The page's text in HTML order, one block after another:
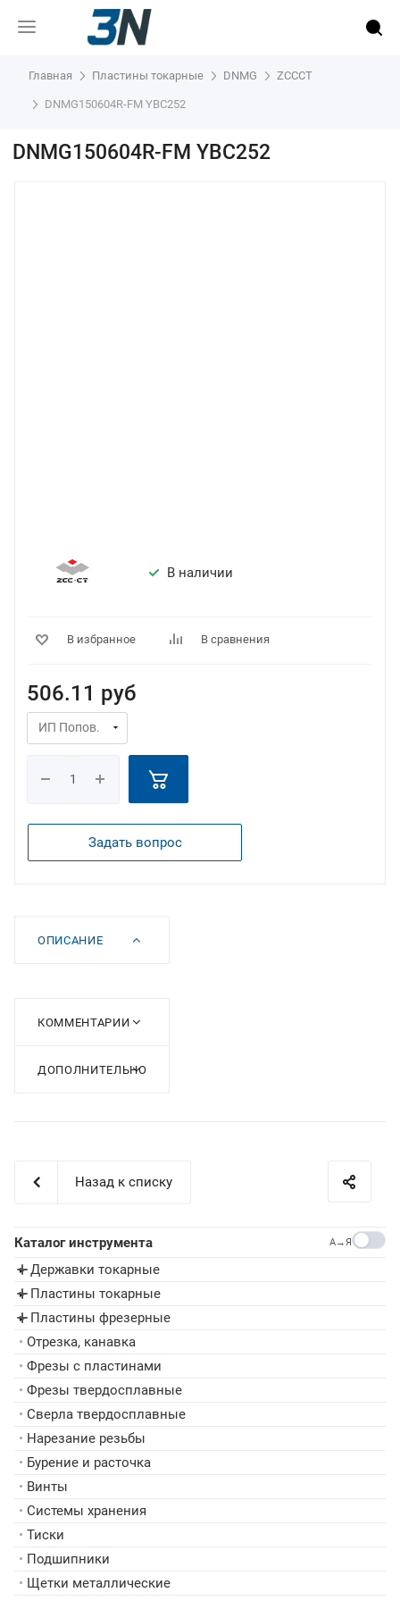
Главная Пластины токарные DNMG ZCCCT
DNMG150604R-FM YBC252
DNMG150604R-FM YBC252
В наличии
В избранное В сравнения
506.11 руб
Задать вопрос
ОПИСАНИЕ
КОММЕНТАРИИ
ДОПОЛНИТЕЛЬНО
Назад к списку
Каталог инструмента A→Я
▸ Державки токарные
▸ Пластины токарные
▸ Пластины фрезерные
• Отрезка, канавка
• Фрезы с пластинами
• Фрезы твердосплавные
• Сверла твердосплавные
• Нарезание резьбы
• Бурение и расточка
• Винты
• Системы хранения
• Тиски
• Подшипники
• Щетки металлические